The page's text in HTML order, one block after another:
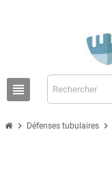
view_headline
chevron_right Défenses tubulaires chevron_right